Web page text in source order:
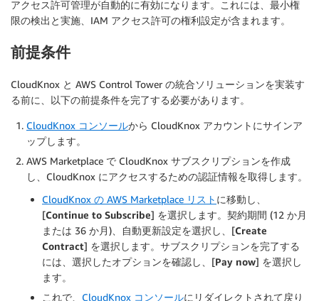
アクセス許可管理が自動的に有効になります。これには、最小権
限の検出と実施、IAM アクセス許可の権利設定が含まれます。
前提条件
CloudKnox と AWS Control Tower の統合ソリューションを実装す
る前に、以下の前提条件を完了する必要があります。
CloudKnox コンソールから CloudKnox アカウントにサインア
ップします。
AWS Marketplace で CloudKnox サブスクリプションを作成
し、CloudKnox にアクセスするための認証情報を取得します。
CloudKnox の AWS Marketplace リスト に移動し、
[Continue to Subscribe] を選択します。契約期間 (12 か月
または 36 か月)、自動更新設定を選択し、[Create
Contract] を選択します。サブスクリプションを完了する
には、選択したオプションを確認し、[Pay now] を選択し
ます。
これで、 CloudKnox コンソールにリダイレクトされて戻り